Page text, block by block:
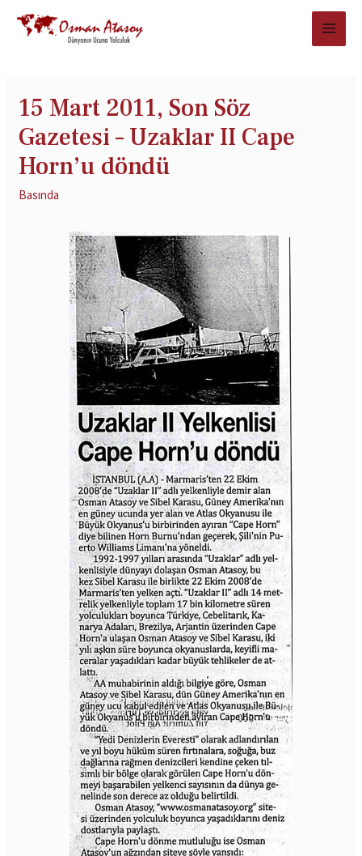
15 Mart 2011, Son Söz
Gazetesi – Uzaklar II Cape
Horn’u döndü
Basında